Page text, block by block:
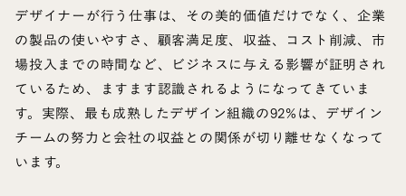
デザイナーが行う仕事は、その美的価値だけでなく、企業
の製品の使いやすさ、顧客満足度、収益、コスト削減、市
場投入までの時間など、ビジネスに与える影響が証明され
ているため、ますます認識されるようになってきていま
す。実際、最も成熟したデザイン組織の92%は、デザイン
チームの努力と会社の収益との関係が切り離せなくなって
います。